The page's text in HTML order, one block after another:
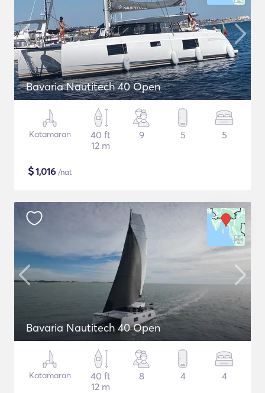
Bavaria Nautitech 40 Open
Katamaran
40 ft
12 m
9 5 5
$1,016 /nat
Bavaria Nautitech 40 Open
Katamaran
40 ft
12 m
8 4 4